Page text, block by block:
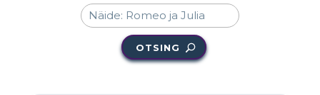
OTSING